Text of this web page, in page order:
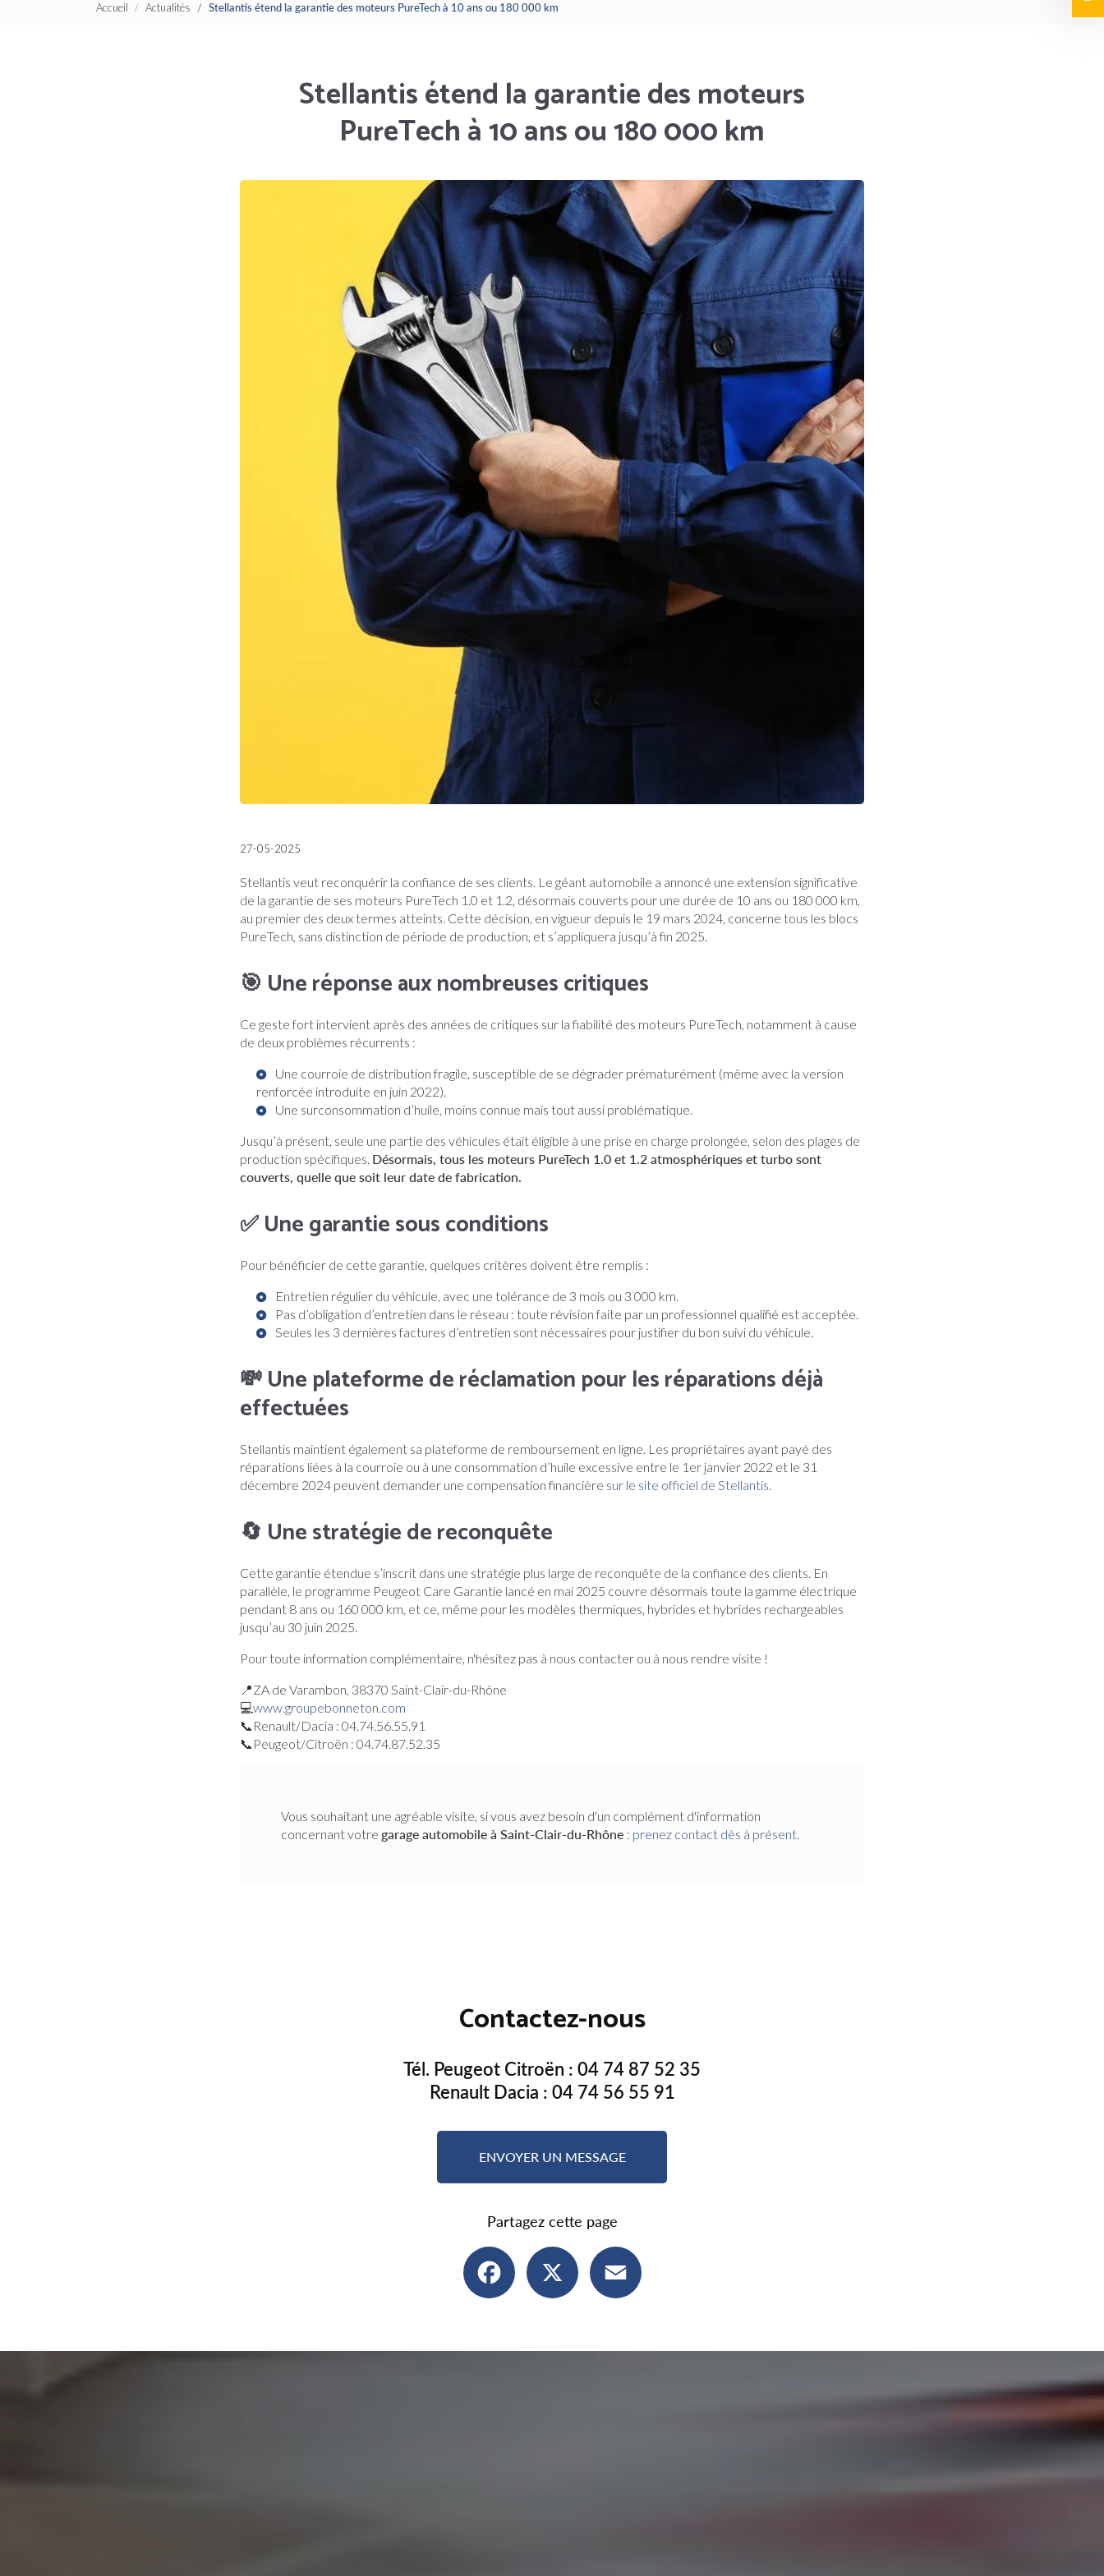
Accueil Actualités Stellantis étend la garantie des moteurs PureTech à 10 ans ou 180 000 km
Stellantis étend la garantie des moteurs
PureTech à 10 ans ou 180 000 km
27-05-2025
Stellantis veut reconquérir la confiance de ses clients. Le géant automobile a annoncé une extension significative
de la garantie de ses moteurs PureTech 1.0 et 1.2, désormais couverts pour une durée de 10 ans ou 180 000 km,
au premier des deux termes atteints. Cette décision, en vigueur depuis le 19 mars 2024, concerne tous les blocs
PureTech, sans distinction de période de production, et s’appliquera jusqu’à fin 2025.
🎯 Une réponse aux nombreuses critiques
Ce geste fort intervient après des années de critiques sur la fiabilité des moteurs PureTech, notamment à cause
de deux problèmes récurrents :
Une courroie de distribution fragile, susceptible de se dégrader prématurément (même avec la version
renforcée introduite en juin 2022).
Une surconsommation d’huile, moins connue mais tout aussi problématique.
Jusqu’à présent, seule une partie des véhicules était éligible à une prise en charge prolongée, selon des plages de
production spécifiques. Désormais, tous les moteurs PureTech 1.0 et 1.2 atmosphériques et turbo sont
couverts, quelle que soit leur date de fabrication.
✅ Une garantie sous conditions
Pour bénéficier de cette garantie, quelques critères doivent être remplis :
Entretien régulier du véhicule, avec une tolérance de 3 mois ou 3 000 km.
Pas d’obligation d’entretien dans le réseau : toute révision faite par un professionnel qualifié est acceptée.
Seules les 3 dernières factures d’entretien sont nécessaires pour justifier du bon suivi du véhicule.
💸 Une plateforme de réclamation pour les réparations déjà
effectuées
Stellantis maintient également sa plateforme de remboursement en ligne. Les propriétaires ayant payé des
réparations liées à la courroie ou à une consommation d’huile excessive entre le 1er janvier 2022 et le 31
décembre 2024 peuvent demander une compensation financière sur le site officiel de Stellantis.
🔄 Une stratégie de reconquête
Cette garantie étendue s’inscrit dans une stratégie plus large de reconquête de la confiance des clients. En
parallèle, le programme Peugeot Care Garantie lancé en mai 2025 couvre désormais toute la gamme électrique
pendant 8 ans ou 160 000 km, et ce, même pour les modèles thermiques, hybrides et hybrides rechargeables
jusqu’au 30 juin 2025.
Pour toute information complémentaire, n'hésitez pas à nous contacter ou à nous rendre visite !
📍ZA de Varambon, 38370 Saint-Clair-du-Rhône
💻www.groupebonneton.com
📞Renault/Dacia : 04.74.56.55.91
📞Peugeot/Citroën : 04.74.87.52.35
Vous souhaitant une agréable visite, si vous avez besoin d'un complément d'information
concernant votre garage automobile à Saint-Clair-du-Rhône : prenez contact dès à présent.
Contactez-nous
Tél. Peugeot Citroën : 04 74 87 52 35
Renault Dacia : 04 74 56 55 91
ENVOYER UN MESSAGE
Partagez cette page
Facebook